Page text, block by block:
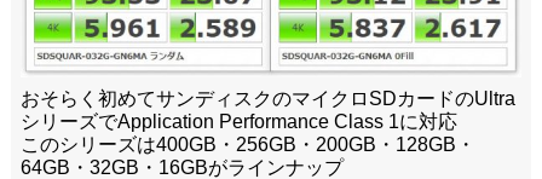
おそらく初めてサンディスクのマイクロSDカードのUltra
シリーズでApplication Performance Class 1に対応
このシリーズは400GB・256GB・200GB・128GB・
64GB・32GB・16GBがラインナップ